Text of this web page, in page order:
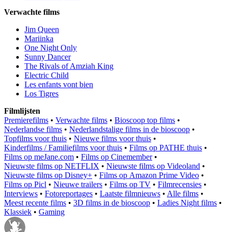
Verwachte films
Jim Queen
Mariinka
One Night Only
Sunny Dancer
The Rivals of Amziah King
Electric Child
Les enfants vont bien
Los Tigres
Filmlijsten
Premierefilms • Verwachte films • Bioscoop top films •
Nederlandse films • Nederlandstalige films in de bioscoop •
Topfilms voor thuis • Nieuwe films voor thuis •
Kinderfilms / Familiefilms voor thuis • Films op PATHE thuis •
Films op meJane.com • Films op Cinemember•
Nieuwste films op NETFLIX • Nieuwste films op Videoland •
Nieuwste films op Disney+ • Films op Amazon Prime Video •
Films op Picl • Nieuwe trailers • Films op TV • Filmrecensies •
Interviews • Fotoreportages • Laatste filmnieuws • Alle films •
Meest recente films • 3D films in de bioscoop • Ladies Night films •
Klassiek • Gaming